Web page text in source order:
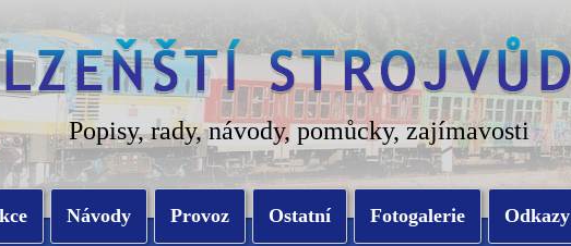
Popisy, rady, návody, pomůcky, zajímavosti
Návody Provoz Ostatní Fotogalerie Odkazy